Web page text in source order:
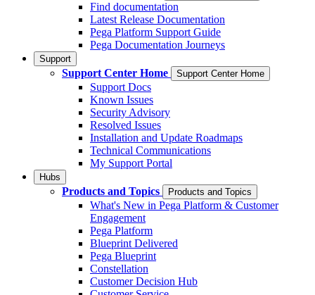
Find documentation
Latest Release Documentation
Pega Platform Support Guide
Pega Documentation Journeys
Support
Support Center Home Support Center Home
Support Docs
Known Issues
Security Advisory
Resolved Issues
Installation and Update Roadmaps
Technical Communications
My Support Portal
Hubs
Products and Topics Products and Topics
What's New in Pega Platform & Customer
Engagement
Pega Platform
Blueprint Delivered
Pega Blueprint
Constellation
Customer Decision Hub